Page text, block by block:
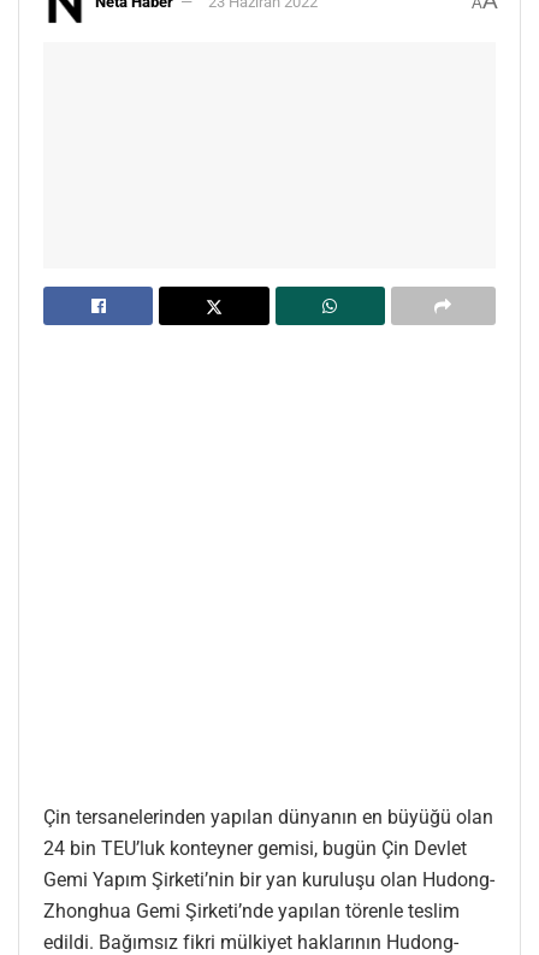
Çin tersanelerinden yapılan dünyanın en büyüğü olan
24 bin TEU’luk konteyner gemisi, bugün Çin Devlet
Gemi Yapım Şirketi’nin bir yan kuruluşu olan Hudong-
Zhonghua Gemi Şirketi’nde yapılan törenle teslim
edildi. Bağımsız fikri mülkiyet haklarının Hudong-